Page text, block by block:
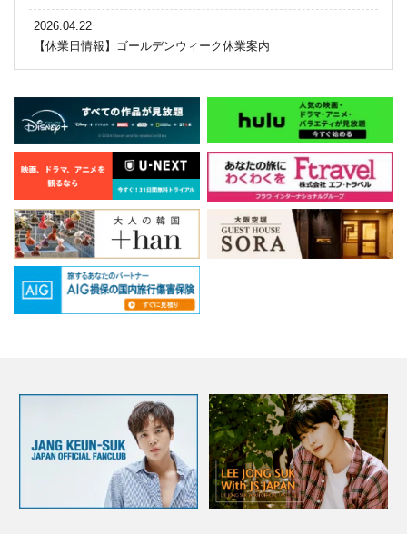
2026.04.22
【休業日情報】ゴールデンウィーク休業案内